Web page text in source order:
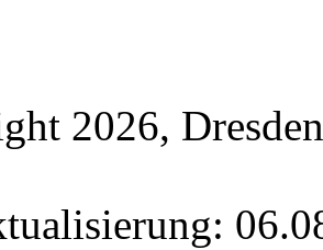
2026,